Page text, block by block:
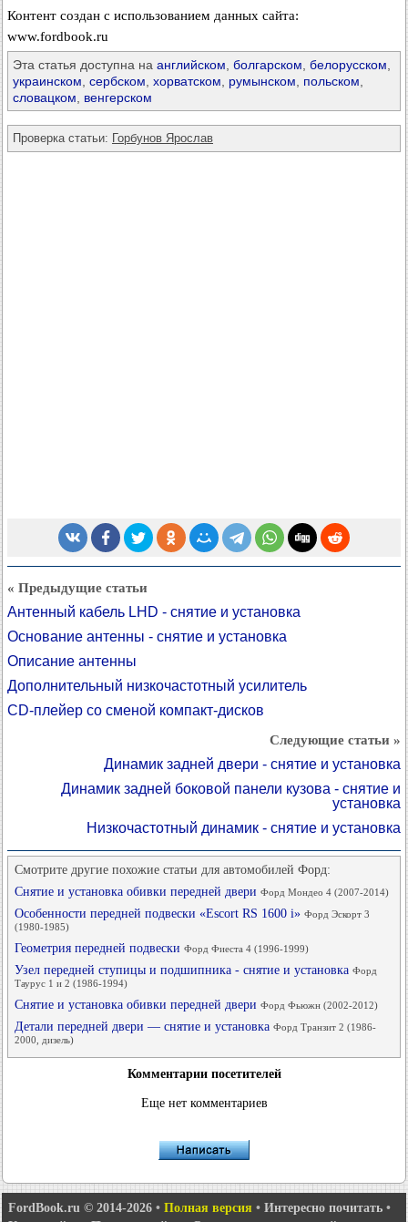
Контент создан с использованием данных сайта:
www.fordbook.ru
Эта статья доступна на английском болгарском белорусском
украинском сербском хорватском румынском польском
словацком
венгерском
Проверка статьи: Горбунов Ярослав
« Предыдущие статьи
Антенный кабель LHD - снятие и установка
Основание антенны - снятие и установка
Описание антенны
Дополнительный низкочастотный усилитель
CD-плейер со сменой компакт-дисков
Следующие статьи »
Динамик задней двери - снятие и установка
Динамик задней боковой панели кузова - снятие и
установка
Низкочастотный динамик - снятие и установка
Смотрите другие похожие статьи для автомобилей Форд:
Снятие и установка обивки передней двери Форд Мондео 4 (2007-2014)
Особенности передней подвески «Escort RS 1600 i» Форд Эскорт 3
(1980-1985)
Геометрия передней подвески Форд Фиеста 4 (1996-1999)
Узел передней ступицы и подшипника - снятие и установка Форд
Таурус 1 и 2 (1986-1994)
Снятие и установка обивки передней двери Форд Фьюжн (2002-2012)
Детали передней двери — снятие и установка Форд Транзит 2 (1986-
2000, дизель)
Комментарии посетителей
Еще нет комментариев
FordBook.ru © 2014-2026 • Полная версия • Интересно почитать •